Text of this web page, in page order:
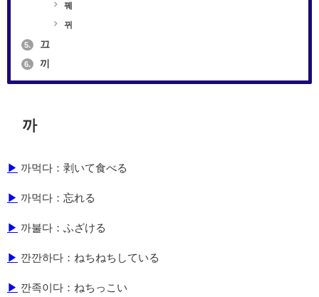
꿰
뀌
5. 끄
6. 끼
까
▶ 까먹다：剥いて食べる
▶ 까먹다：忘れる
▶ 까불다：ふざける
▶ 깐깐하다：ねちねちしている
▶ 깐족이다：ねちっこい